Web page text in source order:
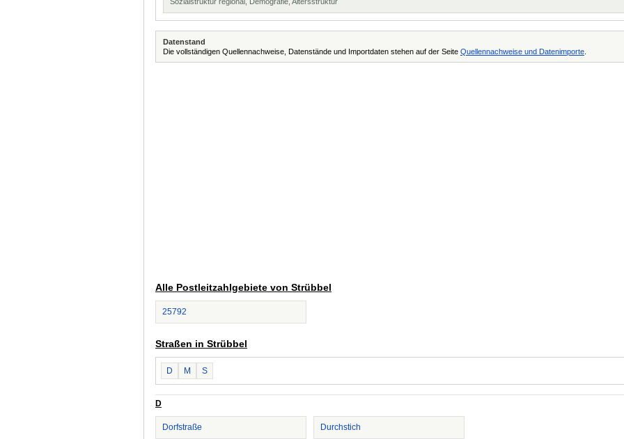
Datenstand
Die vollständigen Quellennachweise, Datenstände und Importdaten stehen auf der Seite Quellennachweise und Datenimporte
Alle Postleitzahlgebiete von Strübbel
25792
Straßen in Strübbel
D M S
D
Dorfstraße Durchstich